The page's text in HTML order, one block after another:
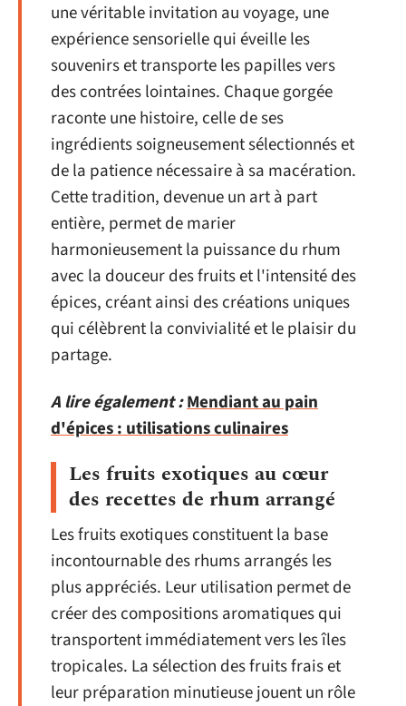
une véritable invitation au voyage, une
expérience sensorielle qui éveille les
souvenirs et transporte les papilles vers
des contrées lointaines. Chaque gorgée
raconte une histoire, celle de ses
ingrédients soigneusement sélectionnés et
de la patience nécessaire à sa macération.
Cette tradition, devenue un art à part
entière, permet de marier
harmonieusement la puissance du rhum
avec la douceur des fruits et l'intensité des
épices, créant ainsi des créations uniques
qui célèbrent la convivialité et le plaisir du
partage.
A lire également :Mendiant au pain
d'épices : utilisations culinaires
Les fruits exotiques au cœur
des recettes de rhum arrangé
Les fruits exotiques constituent la base
incontournable des rhums arrangés les
plus appréciés. Leur utilisation permet de
créer des compositions aromatiques qui
transportent immédiatement vers les îles
tropicales. La sélection des fruits frais et
leur préparation minutieuse jouent un rôle